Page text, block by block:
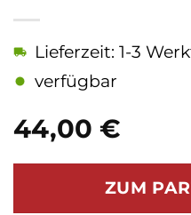
44,00 €
Lieferzeit: 1-3
verfügbar
ZUM